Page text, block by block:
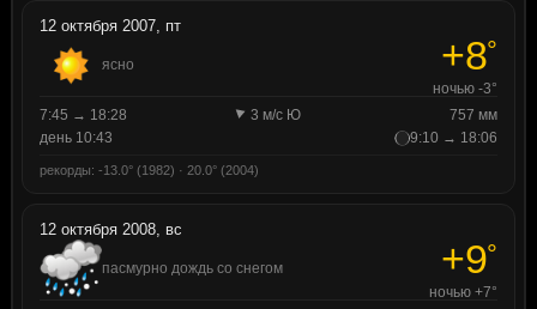
12 октября 2007, пт
ясно +8°
ночью -3°
7:45 → 18:28
3 м/с Ю
757 мм
день 10:43
9:10 → 18:06
рекорды: -13.0° (1982) · 20.0° (2004)
12 октября 2008, вс
пасмурно дождь со снегом +9°
ночью +7°